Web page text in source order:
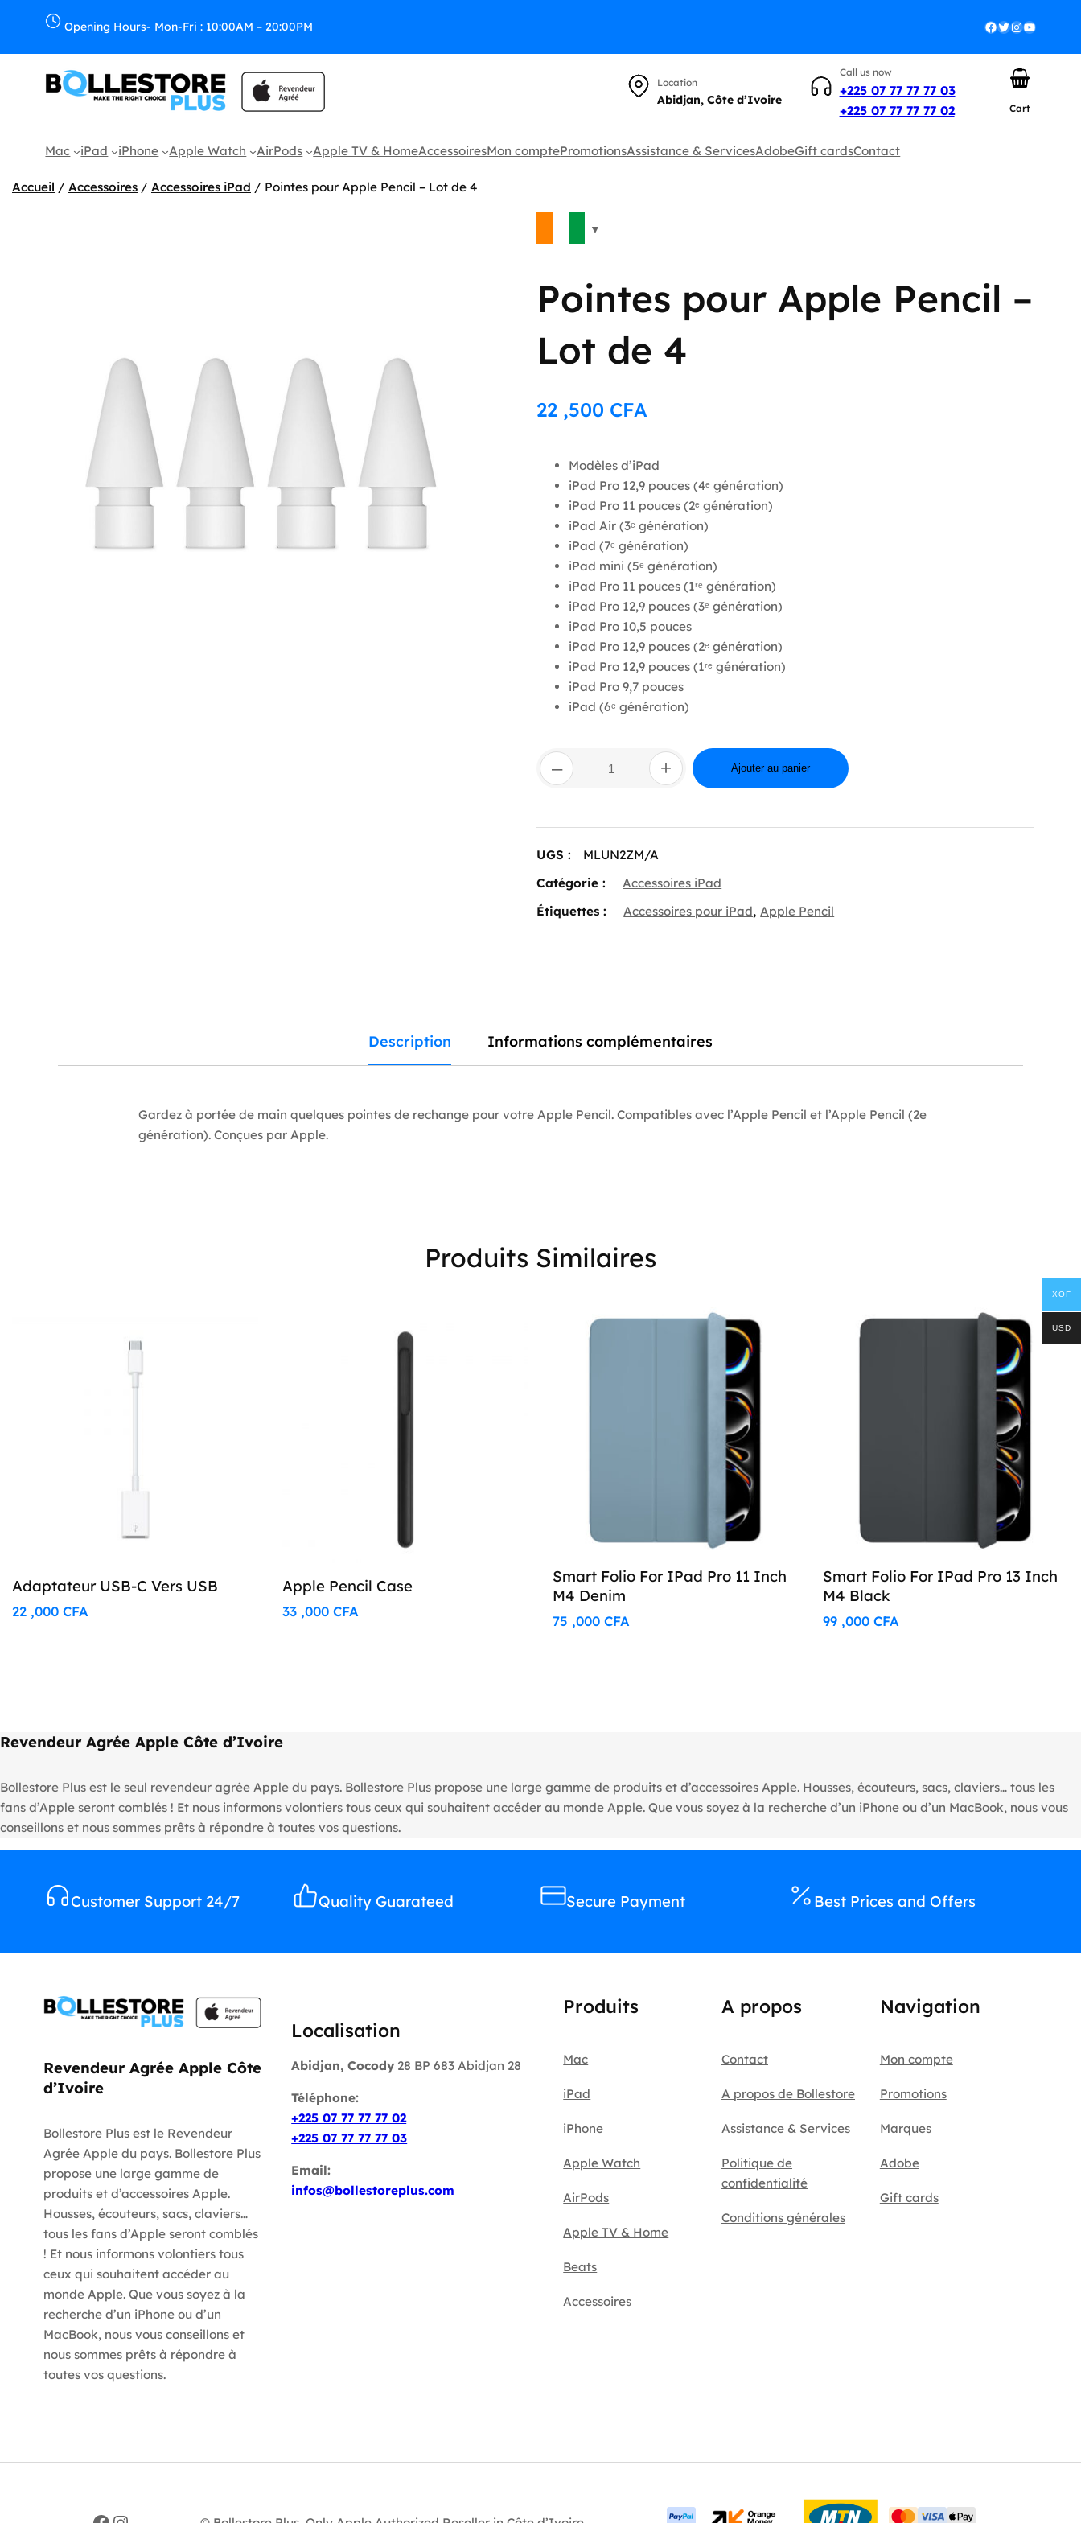
Opening Hours- Mon-Fri : 10:00AM – 20:00PM Facebook Twitter InstagramYouTube
Location
Abidjan, Côte d’Ivoire
Call us now
+225 07 77 77 77 03
+225 07 77 77 77 02
Cart
Mac iPad iPhone Apple Watch AirPods Apple TV & HomeAccessoiresMon comptePromotionsAssistance & ServicesAdobeGift cardsContact
Accueil / Accessoires / Accessoires iPad / Pointes pour Apple Pencil – Lot de 4
Pointes pour Apple Pencil –
Lot de 4
22 ,500 CFA
Modèles d’iPad
iPad Pro 12,9 pouces (4ᵉ génération)
iPad Pro 11 pouces (2ᵉ génération)
iPad Air (3ᵉ génération)
iPad (7ᵉ génération)
iPad mini (5ᵉ génération)
iPad Pro 11 pouces (1ʳᵉ génération)
iPad Pro 12,9 pouces (3ᵉ génération)
iPad Pro 10,5 pouces
iPad Pro 12,9 pouces (2ᵉ génération)
iPad Pro 12,9 pouces (1ʳᵉ génération)
iPad Pro 9,7 pouces
iPad (6ᵉ génération)
–
quantité
de
Pointes
Pencil
–
Lot
de
4
+ Ajouter au panier
UGS :
MLUN2ZM/A
Catégorie :
Accessoires iPad
Étiquettes :
Accessoires pour iPad,Apple Pencil
Description Informations complémentaires
Gardez à portée de main quelques pointes de rechange pour votre Apple Pencil. Compatibles avec l’Apple Pencil et l’Apple Pencil (2e
génération). Conçues par Apple.
Produits Similaires
Adaptateur USB-C Vers USB
22 ,000CFA
Apple Pencil Case
33 ,000CFA
Smart Folio For IPad Pro 11 Inch
M4 Denim
75 ,000CFA
Smart Folio For IPad Pro 13 Inch
M4 Black
99 ,000CFA
Revendeur Agrée Apple Côte d’Ivoire
Bollestore Plus est le seul revendeur agrée Apple du pays. Bollestore Plus propose une large gamme de produits et d’accessoires Apple. Housses, écouteurs, sacs, claviers… tous les
fans d’Apple seront comblés ! Et nous informons volontiers tous ceux qui souhaitent accéder au monde Apple. Que vous soyez à la recherche d’un iPhone ou d’un MacBook, nous vous
conseillons et nous sommes prêts à répondre à toutes vos questions.
Customer Support 24/7 Quality Guarateed Secure Payment Best Prices and Offers
Revendeur Agrée Apple Côte
d’Ivoire
Bollestore Plus est le Revendeur
Agrée Apple du pays. Bollestore Plus
propose une large gamme de
produits et d’accessoires Apple.
Housses, écouteurs, sacs, claviers…
tous les fans d’Apple seront comblés
! Et nous informons volontiers tous
ceux qui souhaitent accéder au
monde Apple. Que vous soyez à la
recherche d’un iPhone ou d’un
MacBook, nous vous conseillons et
nous sommes prêts à répondre à
toutes vos questions.
Localisation
Abidjan, Cocody 28 BP 683 Abidjan 28
Téléphone:
+225 07 77 77 77 02
+225 07 77 77 77 03
Email:
infos@bollestoreplus.com
Produits
Mac
iPad
iPhone
Apple Watch
AirPods
Apple TV & Home
Beats
Accessoires
A propos
Contact
A propos de Bollestore
Assistance & Services
Politique de
confidentialité
Conditions générales
Navigation
Mon compte
Promotions
Marques
Adobe
Gift cards
XOF
USD